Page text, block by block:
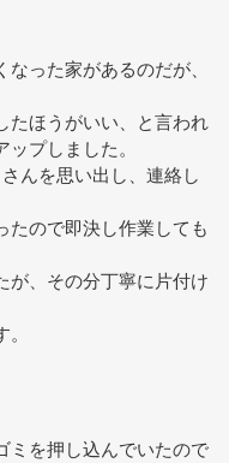
った家があるのだが、
たほうがいい、と言われ
プしました。
んを思い出し、連絡し
たので即決し作業しても
が、その分丁寧に片付け
ミを押し込んでいたので